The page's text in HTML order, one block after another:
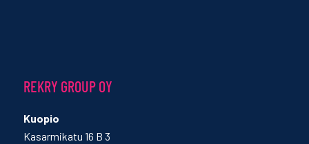
REKRY GROUP OY
Kuopio
Kasarmikatu 16 B 3